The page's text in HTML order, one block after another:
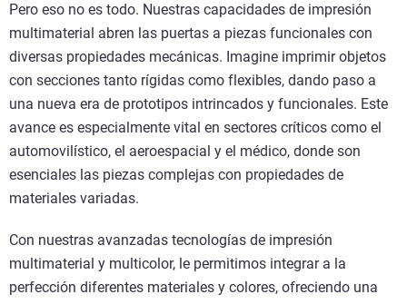
Pero eso no es todo. Nuestras capacidades de impresión
multimaterial abren las puertas a piezas funcionales con
diversas propiedades mecánicas. Imagine imprimir objetos
con secciones tanto rígidas como flexibles, dando paso a
una nueva era de prototipos intrincados y funcionales. Este
avance es especialmente vital en sectores críticos como el
automovilístico, el aeroespacial y el médico, donde son
esenciales las piezas complejas con propiedades de
materiales variadas.
Con nuestras avanzadas tecnologías de impresión
multimaterial y multicolor, le permitimos integrar a la
perfección diferentes materiales y colores, ofreciendo una